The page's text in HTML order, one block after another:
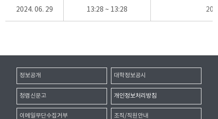
2024. 06. 29 13:28 ~ 13:28
정보공개 대학정보공시
청렴신문고 개인정보처리방침
이메일무단수집거부 조직/직원안내